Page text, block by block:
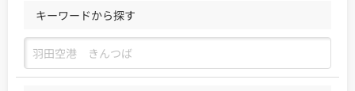
キーワードから探す